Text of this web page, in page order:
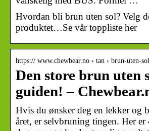
Hvordan bli brun uten sol? Velg
produktet…Se vår toppliste her
https:// www.chewbear.no › tan › brun-uten-sol
Den store brun uten
guiden! –
Hvis du ønsker deg en lekker og
året, er selvbruning tingen. Her